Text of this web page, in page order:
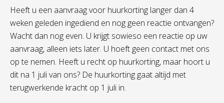
Heeft u een aanvraag voor huurkorting langer dan 4
weken geleden ingediend en nog geen reactie ontvangen?
Wacht dan nog even. U krijgt sowieso een reactie op uw
aanvraag, alleen iets later. U hoeft geen contact met ons
op te nemen. Heeft u recht op huurkorting, maar hoort u
dit na 1 juli van ons? De huurkorting gaat altijd met
terugwerkende kracht op 1 juli in.